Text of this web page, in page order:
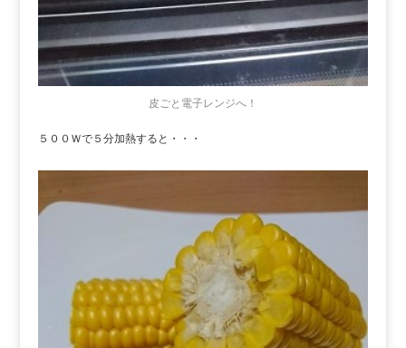
皮ごと電子レンジへ！
５００Ｗで５分加熱すると・・・